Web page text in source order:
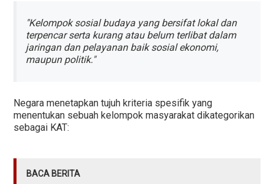
"Kelompok sosial budaya yang bersifat lokal dan
terpencar serta kurang atau belum terlibat dalam
jaringan dan pelayanan baik sosial ekonomi,
maupun politik."
Negara menetapkan tujuh kriteria spesifik yang
menentukan sebuah kelompok masyarakat dikategorikan
sebagai KAT:
BACA BERITA